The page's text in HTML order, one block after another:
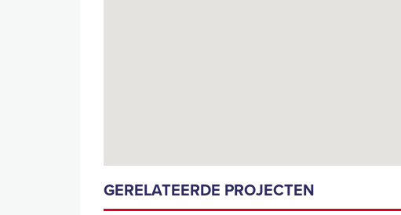
GERELATEERDE PROJECTEN